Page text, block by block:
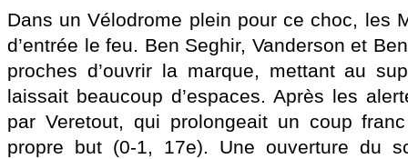
Dans un Vélodrome plein pour ce choc, les
d’entrée le feu. Ben Seghir, Vanderson et
proches d’ouvrir la marque, mettant au
laissait beaucoup d’espaces. Après les
par Veretout, qui prolongeait un coup
propre but (0-1, 17e). Une ouverture du